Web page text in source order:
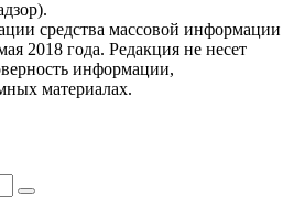
средства массовой информации
2018 года. Редакция не несет
информации,
материалах.